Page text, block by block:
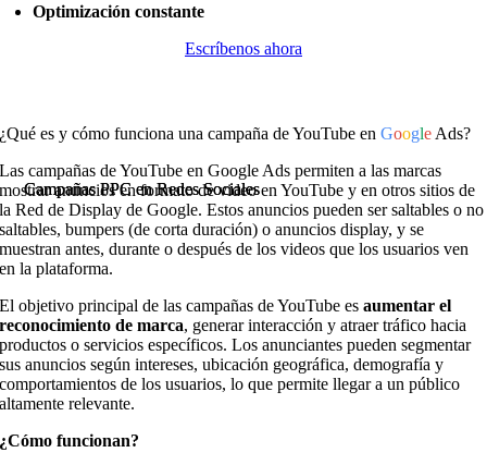
Campañas PPC en Redes Sociales
Campañas PPC en Redes Sociales
Optimización constante
Escríbenos ahora
¿Qué es y cómo funciona una campaña de YouTube enGoogle Ads?
Las campañas de YouTube en Google Ads permiten a las marcas
mostrar anuncios en formato de video en YouTube y en otros sitios de
la Red de Display de Google. Estos anuncios pueden ser saltables o no
saltables, bumpers (de corta duración) o anuncios display, y se
muestran antes, durante o después de los videos que los usuarios ven
en la plataforma.
El objetivo principal de las campañas de YouTube es aumentar el
reconocimiento de marca, generar interacción y atraer tráfico hacia
productos o servicios específicos. Los anunciantes pueden segmentar
sus anuncios según intereses, ubicación geográfica, demografía y
comportamientos de los usuarios, lo que permite llegar a un público
altamente relevante.
¿Cómo funcionan?